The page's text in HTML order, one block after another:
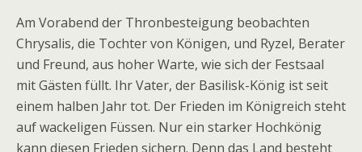
Am Vorabend der Thronbesteigung beobachten
Chrysalis, die Tochter von Königen, und Ryzel, Berater
und Freund, aus hoher Warte, wie sich der Festsaal
mit Gästen füllt. Ihr Vater, der Basilisk-König ist seit
einem halben Jahr tot. Der Frieden im Königreich steht
auf wackeligen Füssen. Nur ein starker Hochkönig
kann diesen Frieden sichern. Denn das Land besteht